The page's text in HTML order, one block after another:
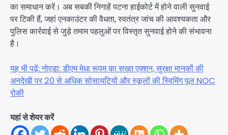
का समाधान करें। अब सबकी निगाहें पटना हाईकोर्ट में होने वाली सुनवाई
पर टिकी हैं, जहां एनकाउंटर की वैधता, स्वतंत्र जांच की आवश्यकता और
पुलिस कार्रवाई से जुड़े तमाम पहलुओं पर विस्तृत सुनवाई होने की संभावना
है।
यह भी पढ़ें: नोएडा: डीएम मेधा रूपम का सख्त एक्शन, सुरक्षा मानकों की
अनदेखी पर 20 से अधिक सोसायटियों और स्कूलों की स्विमिंग पूल NOC
रोकी
यहां से शेयर करें